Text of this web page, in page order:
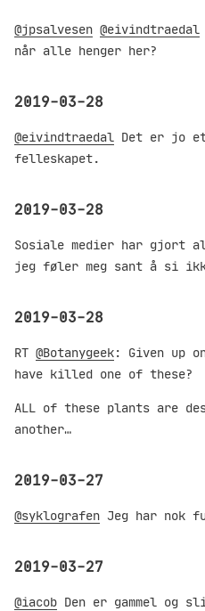
@jpsalvesen @eivindtraedal
når alle henger her?
2019-03-28
@eivindtraedal Det er jo
felleskapet.
2019-03-28
Sosiale medier har gjort
jeg føler meg sant å si
2019-03-28
RT @Botanygeek: Given up
have killed one of these?
ALL of these plants are
another…
2019-03-27
@syklografen Jeg har nok
2019-03-27
@iacob Den er gammel og